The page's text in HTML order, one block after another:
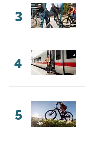
3
4
5